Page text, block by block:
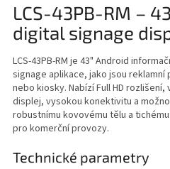
LCS-43PB-RM –
digital signage
LCS-43PB-RM je 43" Android
signage aplikace, jako jsou
nebo kiosky. Nabízí Full HD
displej, vysokou konektivitu a
robustnímu kovovému tělu a
pro komerční provozy.
Technické parametry